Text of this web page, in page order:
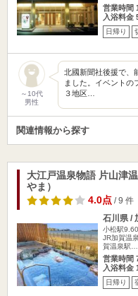
営業時間
入浴料金
日帰り
～10代
男性
北國新聞社後援で、
ました。イベントの
３地区…
関連情報から探す
大江戸温泉物語 片山津
やま）
4.0点/ 9 件
石川県 /
小松駅
JR加賀温
賀温泉駅…
営業時間
入浴料金
日帰り